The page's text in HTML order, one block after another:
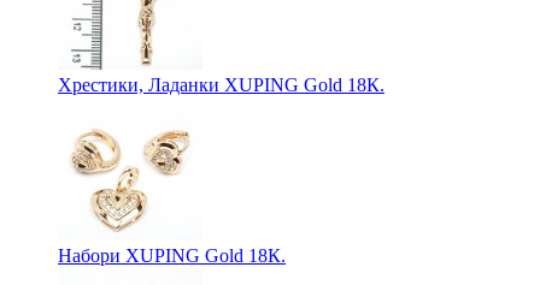
Хрестики, Ладанки XUPING Gold 18К.
Набори XUPING Gold 18К.